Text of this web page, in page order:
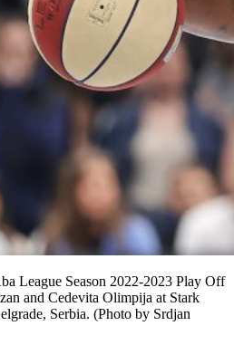
League Season 2022-2023 Play Off
and Cedevita Olimpija at Stark
Serbia. (Photo by Srdjan